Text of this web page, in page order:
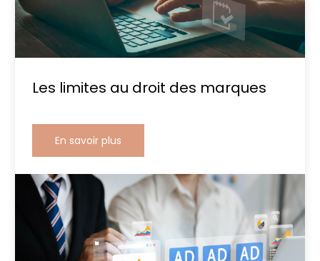
Les limites au droit des marques
En savoir plus